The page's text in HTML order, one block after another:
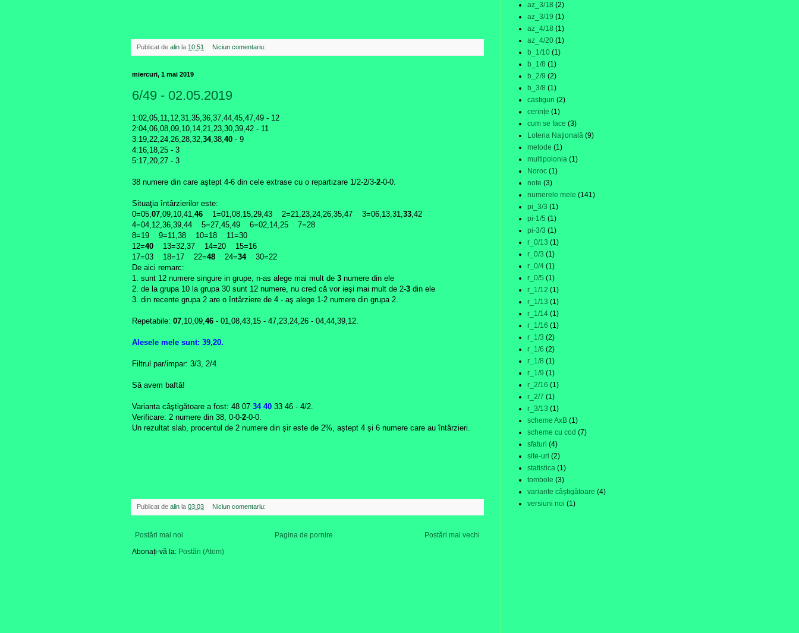
Publicat de alin la 10:51 Niciun comentariu:
miercuri, 1 mai 2019
6/49 - 02.05.2019
1:02,05,11,12,31,35,36,37,44,45,47,49 - 12
2:04,06,08,09,10,14,21,23,30,39,42 - 11
3:19,22,24,26,28,32, 34,38, 40 - 9
4:16,18,25 - 3
5:17,20,27 - 3
38 numere din care aştept 4-6 din cele extrase cu o repartizare 1/2-2/3-2-0-0.
Situaţia întârzierilor este:
0=05, 07 ,09,10,41, 46 1=01,08,15,29,43 2=21,23,24,26,35,47 3=06,13,31, 33 ,42
4=04,12,36,39,44 5=27,45,49 6=02,14,25 7=28
8=19 9=11,38 10=18 11=30
12=40 13=32,37 14=20 15=16
17=03 18=17 22=48 24=3430=22
De aici remarc:
1. sunt 12 numere singure in grupe, n-as alege mai mult de 3 numere din ele
2. de la grupa 10 la grupa 30 sunt 12 numere, nu cred că vor ieşi mai mult de 2-3 din ele
3. din recente grupa 2 are o întârziere de 4 - aş alege 1-2 numere din grupa 2.
Repetabile: 07 ,10,09, 46 - 01,08,43,15 - 47,23,24,26 - 04,44,39,12.
Alesele mele sunt: 39,20.
Filtrul par/impar: 3/3, 2/4.
Să avem baftă!
Varianta câştigătoare a fost: 48 07 34 40 33 46 - 4/2.
Verificare: 2 numere din 38, 0-0-2-0-0.
Un rezultat slab, procentul de 2 numere din șir este de 2%, aștept 4 și 6 numere care au întârzieri.
Publicat de alin la 03:03 Niciun comentariu:
Postări mai noi Postări mai vechi
Pagina de pornire
Abonați-vă la: Postări (Atom)
az_3/18 (2)
az_3/19 (1)
az_4/18 (1)
az_4/20 (1)
b_1/10 (1)
b_1/8 (1)
b_2/9 (2)
b_3/8 (1)
castiguri (2)
cerințe (1)
cum se face (3)
Loteria Naţională (9)
metode (1)
multipolonia (1)
Noroc (1)
note (3)
numerele mele (141)
pi_3/3 (1)
pi-1/5 (1)
pi-3/3 (1)
r_0/13 (1)
r_0/3 (1)
r_0/4 (1)
r_0/5 (1)
r_1/12 (1)
r_1/13 (1)
r_1/14 (1)
r_1/16 (1)
r_1/3 (2)
r_1/6 (2)
r_1/8 (1)
r_1/9 (1)
r_2/16 (1)
r_2/7 (1)
r_3/13 (1)
scheme AxB (1)
scheme cu cod (7)
sfaturi (4)
site-uri (2)
statistica (1)
tombole (3)
variante câștigătoare (4)
versiuni noi (1)